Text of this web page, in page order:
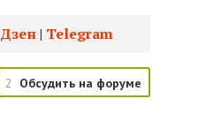
Дзен| Telegram
2 Обсудить на форуме